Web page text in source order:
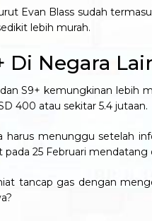
Evan Blass sudah
lebih murah.
Di Negara
S9+ kemungkinan lebih
400 atau sekitar 5.4 jutaan.
menunggu setelah
25 Februari mendatang
tancap gas dengan